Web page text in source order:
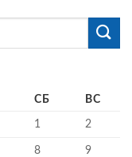
СБ ВС
1 2
8 9